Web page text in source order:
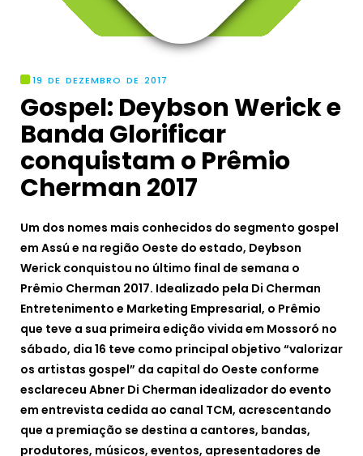
t
i
19 DE DEZEMBRO DE 2017
Gospel: Deybson Werick e
Banda Glorificar
conquistam o Prêmio
Cherman 2017
Um dos nomes mais conhecidos do segmento gospel
em Assú e na região Oeste do estado, Deybson
Werick conquistou no último final de semana o
Prêmio Cherman 2017. Idealizado pela Di Cherman
Entretenimento e Marketing Empresarial, o Prêmio
que teve a sua primeira edição vivida em Mossoró no
sábado, dia 16 teve como principal objetivo “valorizar
os artistas gospel” da capital do Oeste conforme
esclareceu Abner Di Cherman idealizador do evento
em entrevista cedida ao canal TCM, acrescentando
que a premiação se destina a cantores, bandas,
produtores, músicos, eventos, apresentadores de